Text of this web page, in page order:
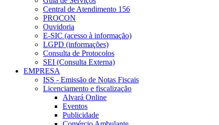
Central de Atendimento 156
PROCON
Ouvidoria
E-SIC (acesso à informação)
LGPD (informações)
Consulta de Protocolos
SEI (Consulta Externa)
EMPRESA
ISS - Emissão de Notas Fiscais
Licenciamento e fiscalização
Alvará Online
Eventos
Publicidade